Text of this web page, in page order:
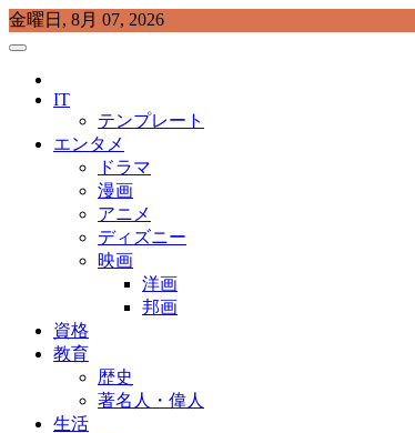
Skip
to
content
金曜日, 8月 07, 2026
IT
テンプレート
エンタメ
ドラマ
漫画
アニメ
ディズニー
映画
洋画
邦画
資格
教育
歴史
著名人・偉人
生活